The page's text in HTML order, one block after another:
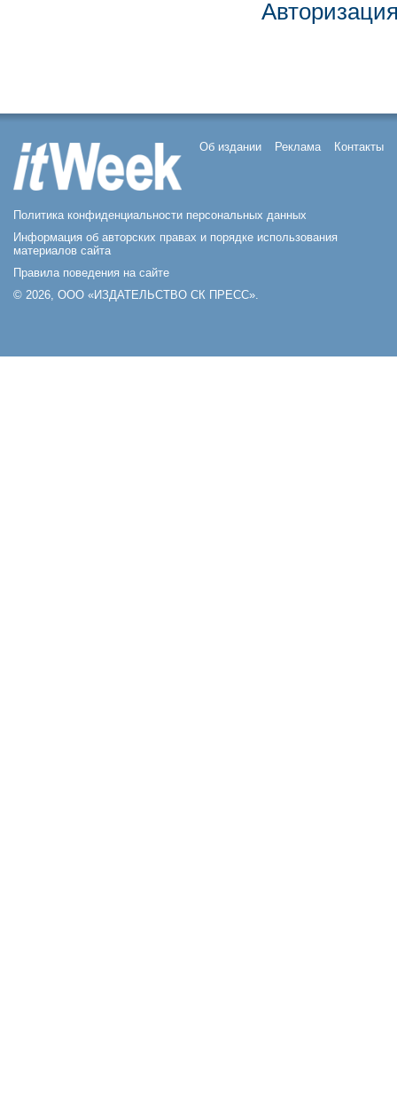
Об издании Реклама Контакты
Политика конфиденциальности персональных данных
Информация об авторских правах и порядке использования
материалов сайта
Правила поведения на сайте
© 2026, ООО «ИЗДАТЕЛЬСТВО СК ПРЕСС».